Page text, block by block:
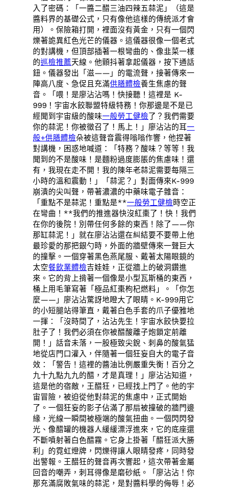
入了密碼：「一醬二醋三油四辣五蒜泥」（這是
醬料界的基礎公式，只有像他這樣的傳統派才會
用）。保險箱打開，裡面沒有黃金，只有一個閃
爍著詭異紅色光芒的儀器。這儀器很像一個老式
的對講機，但頂部插著一根彎曲的、像韭菜一樣
的巡檢推薦天線。他顫抖著拿起儀器，按下通話
鈕。儀器發出「滋——」的電流聲，接著傳來一
陣高八度、急促且充滿供膳體檢養生焦慮的聲
音。「喂！是廖沾沾嗎！快接聽！這裡是 K-
999！宇宙水餃聯盟特級特務！你那邊是不是已
經聞到宇宙級的酸味一般勞工健檢了？我們需要
你的蒜泥！你被徵召了！馬上！」廖沾沾的耳一
般+供膳體檢朵被這聲音震得嗡嗡作響，他捏著
對講機，困惑地喊道：「特務？酸味？等等！我
聞到的不是酸味！是麵粉過度膨脹的焦慮味！還
有，我現在走不開！我的陳年老蒜泥需要每隔三
小時的溫和震動！」「蒜泥？」對面傳來K-999
崩潰的尖叫聲，帶著濃濃的中藥味電子雜音：
「重點不是蒜泥！重點是**一般勞工健檢時空正
在彎曲！**我們的推進器快沒紅棗了！快！我們
在你的後院！別帶任何多餘的東西！除了——你
那缸蒜泥！」就在廖沾沾還在糾結要不要帶上他
最珍愛的那把銀勺時，外面的牆壁傳來一聲巨大
的撞擊。一個穿著黑色燕尾服、戴著太陽眼鏡的
太空餐飲業體檢吉娃娃，正從牆上的破洞鑽進
來。它的背上揹著一個像是小型瓦斯桶的東西，
桶上用毛筆寫著「極品紅棗枸杞燃料」。「你怎
麼——」廖沾沾驚訝地瞪大了眼睛。K-999用它
的小短腿站得筆直，戴著白色手套的爪子優雅地
一揮：「沒時間了，沾沾先生！宇宙水餃快要拉
肚子了！我們必須在你被醋酸離子炮鎖定前離
開！」話音未落，一股極致尖銳、刺鼻的酸氣猛
地從店門口灌入，伴隨著一個狂妄自大的電子音
效：「警告！這裡的醬油比例嚴重失衡！百分之
九十九點九九的醋，才是真理！」廖沾沾知道，
這是他的宿敵，王醋狂，已經找上門了。他的宇
宙冒險，被迫從他對蒜泥的焦慮中，正式開始
了。一個狂妄的影子佔滿了那扇被撞破的牆門邊
緣，光線一瞬間被極端的酸氣扭曲。一個閃閃發
光、像醋罐的機器人緩緩漂浮進來，它的底座還
不斷噴射著白色醋霧。它身上掛著「醋狂派大勝
利」的霓虹燈牌，閃爍得讓人眼睛發疼，同時發
出警報。王醋狂的聲音再次響起，這次帶著金屬
回音的嘲弄，刺耳得像是磨砂紙。「廖沾沾！你
那充滿腐敗氣味的蒜泥，是對醬料學的侮辱！必